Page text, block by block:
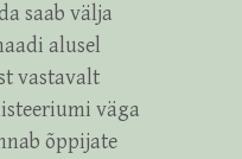
saab välja
alusel
vastavalt
väga
õppijate